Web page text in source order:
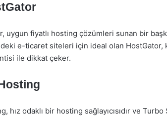
uygun fiyatlı hosting çözümleri sunan bir
e-ticaret siteleri için ideal olan HostGator,
ile dikkat çeker.
hız odaklı bir hosting sağlayıcısıdır ve